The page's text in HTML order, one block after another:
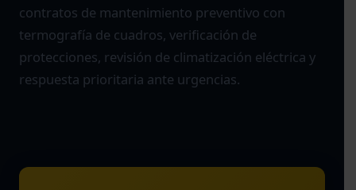
contratos de mantenimiento preventivo con
termografía de cuadros, verificación de
protecciones, revisión de climatización eléctrica y
respuesta prioritaria ante urgencias.